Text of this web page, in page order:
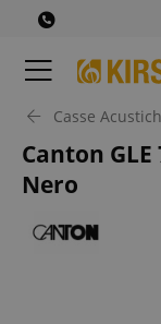
Casse
Canton
Nero